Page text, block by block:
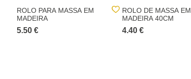
ROLO PARA MASSA EM
MADEIRA
5.50 €
ROLO DE MASSA EM
MADEIRA 40CM
4.40 €